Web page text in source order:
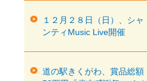
１２月２８日（日）、シャ
ンティMusic Live開催
道の駅きくがわ、賞品総額